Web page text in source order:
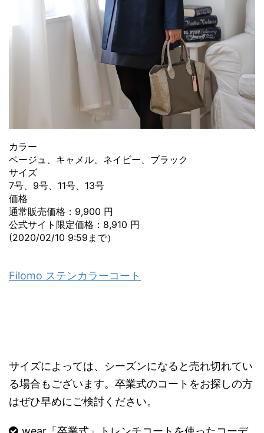
カラー
ベージュ、キャメル、ネイビー、ブラック
サイズ
7号、9号、11号、13号
価格
通常販売価格：9,900 円
公式サイト限定価格：8,910 円
(2020/02/10 9:59まで）
Filomo ステンカラーコート
サイズによっては、シーズンになると売れ切れてい
る場合もございます。卒業式のコートをお探しの方
はぜひ早めにご検討ください。